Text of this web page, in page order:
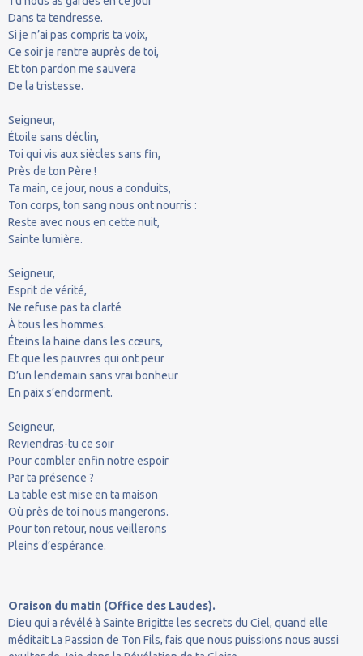
Dans ta tendresse.
Si je n’ai pas compris ta voix,
Ce soir je rentre auprès de toi,
Et ton pardon me sauvera
De la tristesse.
Seigneur,
Étoile sans déclin,
Toi qui vis aux siècles sans fin,
Près de ton Père !
Ta main, ce jour, nous a conduits,
Ton corps, ton sang nous ont nourris :
Reste avec nous en cette nuit,
Sainte lumière.
Seigneur,
Esprit de vérité,
Ne refuse pas ta clarté
À tous les hommes.
Éteins la haine dans les cœurs,
Et que les pauvres qui ont peur
D’un lendemain sans vrai bonheur
En paix s’endorment.
Seigneur,
Reviendras-tu ce soir
Pour combler enfin notre espoir
Par ta présence ?
La table est mise en ta maison
Où près de toi nous mangerons.
Pour ton retour, nous veillerons
Pleins d’espérance.
Oraison du matin (Office des Laudes).
Dieu qui a révélé à Sainte Brigitte les secrets du Ciel, quand elle
méditait La Passion de Ton Fils, fais que nous puissions nous aussi